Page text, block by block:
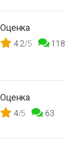
Оценка
4.2/5 118
Оценка
4/5 63